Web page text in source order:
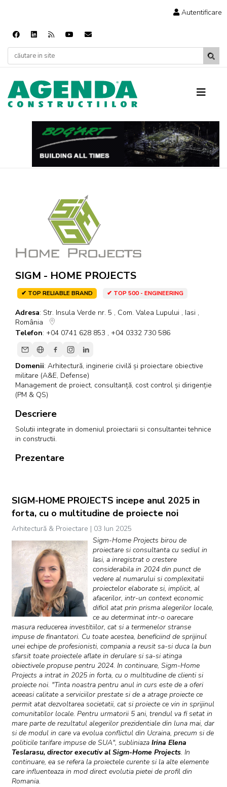
Autentificare
SIGM - HOME PROJECTS
✔ TOP RELIABLE BRAND ✔ TOP 500 - ENGINEERING
Adresa: Str. Insula Verde nr. 5 , Com. Valea Lupului , Iasi ,
România
Telefon: +04 0741 628 853 , +04 0332 730 586
Domenii: Arhitectură, inginerie civilă și proiectare obiective
militare (A&E, Defense)
Management de proiect, consultanță, cost control și dirigenție
(PM & QS)
Descriere
Solutii integrate in domeniul proiectarii si consultantei tehnice
in constructii.
Prezentare
SIGM-HOME PROJECTS incepe anul 2025 in
forta, cu o multitudine de proiecte noi
Arhitectură & Proiectare | 03 Iun 2025
Sigm-Home Projects birou de
proiectare si consultanta cu sediul in
Iasi, a inregistrat o crestere
considerabila in 2024 din punct de
vedere al numarului si complexitatii
proiectelor elaborate si, implicit, al
afacerilor, intr-un context economic
dificil atat prin prisma alegerilor locale,
ce au determinat intr-o oarecare
masura reducerea investitiilor, cat si a termenelor stranse
impuse de finantatori. Cu toate acestea, beneficiind de sprijinul
unei echipe de profesionisti, compania a reusit sa-si duca la bun
sfarsit toate proiectele aflate in derulare si sa-si atinga
obiectivele propuse pentru 2024. In continuare, Sigm-Home
Projects a intrat in 2025 in forta, cu o multitudine de clienti si
proiecte noi. "Tinta noastra pentru anul in curs este de a oferi
aceeasi calitate a serviciilor prestate si de a atrage proiecte ce
permit atat dezvoltarea societatii, cat si proiecte ce vin in sprijinul
comunitatilor locale. Pentru urmatorii 5 ani, trendul va fi setat in
mare parte de rezultatul alegerilor prezidentiale din luna mai, dar
si de modul in care va evolua conflictul din Ucraina, precum si de
politicile tarifare impuse de SUA", subliniaza Irina Elena
Teslarasu, director executiv al Sigm-Home Projects. In
continuare, ea se refera la proiectele curente si la alte elemente
care influenteaza in mod direct evolutia pietei de profil din
Romania.